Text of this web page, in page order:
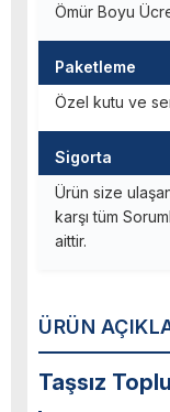
ÜRÜN
Taşsız
Ömür Boyu
Paketleme
Özel kutu ve
Sigorta
Ürün size
karşı tüm
aittir.